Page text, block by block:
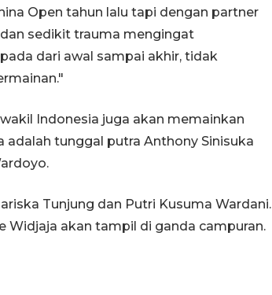
Open tahun lalu tapi dengan partner
sedikit trauma mengingat
dari awal sampai akhir, tidak
Indonesia juga akan memainkan
adalah tunggal putra Anthony Sinisuka
Tunjung dan Putri Kusuma Wardani.
Widjaja akan tampil di ganda campuran.
Kecelakaan kereta api di
Bekasi Timur